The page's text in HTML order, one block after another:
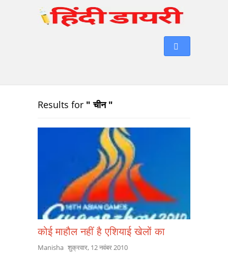
Results for " चीन "
कोई माहौल नहीं है एशियाई खेलों का
Manisha शुक्रवार, 12 नवंबर 2010